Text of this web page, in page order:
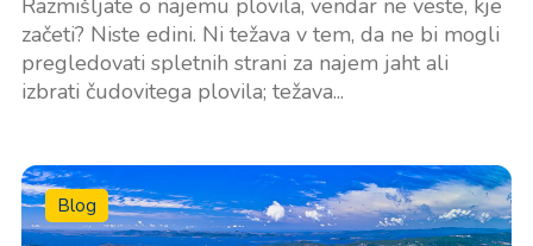
Razmišljate o najemu plovila, vendar ne veste, kje
začeti? Niste edini. Ni težava v tem, da ne bi mogli
pregledovati spletnih strani za najem jaht ali
izbrati čudovitega plovila; težava...
Blog